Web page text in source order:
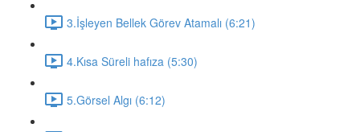
3.İşleyen Bellek Görev Atamalı (6:21)
4.Kısa Süreli hafıza (5:30)
5.Görsel Algı (6:12)